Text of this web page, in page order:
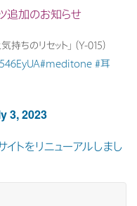
追加のお知らせ
ちのリセット」（Y-015）
#meditone #耳
3, 2023
トをリニューアルしまし